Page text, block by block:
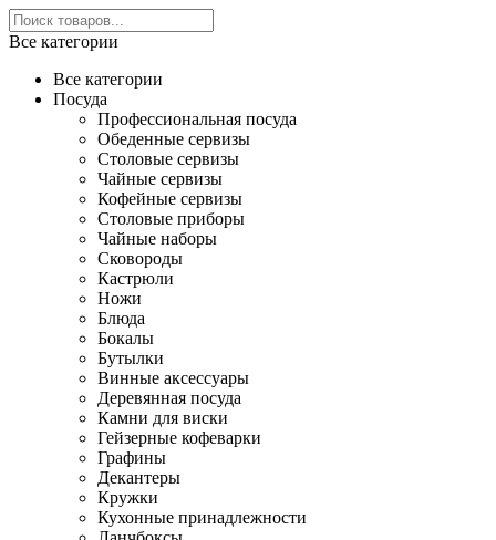
Все категории
Все категории
Посуда
Профессиональная посуда
Обеденные сервизы
Столовые сервизы
Чайные сервизы
Кофейные сервизы
Столовые приборы
Чайные наборы
Сковороды
Кастрюли
Ножи
Блюда
Бокалы
Бутылки
Винные аксессуары
Деревянная посуда
Камни для виски
Гейзерные кофеварки
Графины
Декантеры
Кружки
Кухонные принадлежности